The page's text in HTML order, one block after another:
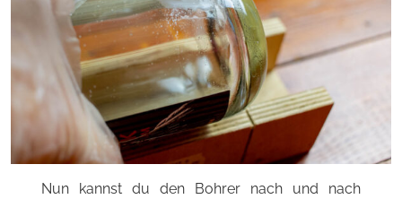
Nun kannst du den Bohrer nach und nach